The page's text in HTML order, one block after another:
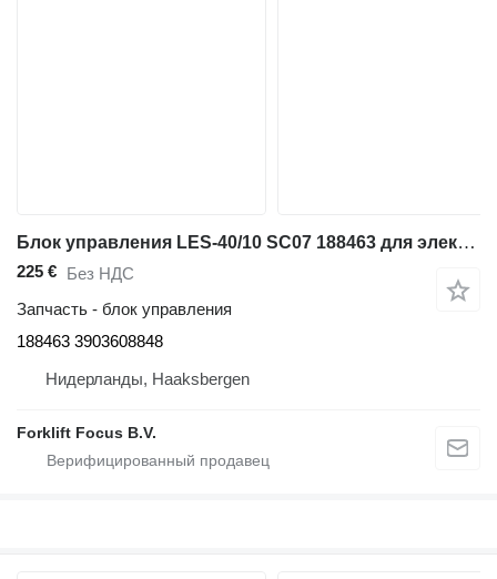
Блок управления LES-40/10 SC07 188463 для электротягача Linde P30C/P50C Series 1190
225 € Без НДС
Запчасть - блок управления
188463 3903608848
Нидерланды, Haaksbergen
Forklift Focus B.V.